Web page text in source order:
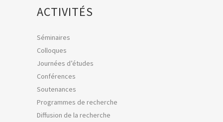
ACTIVITÉS
Séminaires
Colloques
Journées d’études
Conférences
Soutenances
Programmes de recherche
Diffusion de la recherche